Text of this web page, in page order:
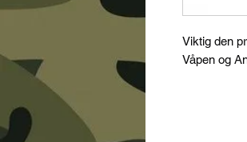
Viktig den
Våpen og